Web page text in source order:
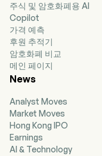
용기전(MOA)과 관련
고, CTLA-4를 암 치료
하기 위해 설계되었습
특하고 보존된 에피토
다. 또한 ADG104는
항체로, 중국에서 동시
을 진행 중입니다.
주식 및 암호화폐용 AI
Copilot
가격 예측
후원 추적기
암호화폐 비교
메인 페이지
News
Analyst Moves
Market Moves
Hong Kong IPO
Earnings
AI & Technology